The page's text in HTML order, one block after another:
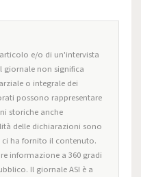
e/o di un'intervista
giornale non significa
o integrale dei
possono rappresentare
storiche anche
delle dichiarazioni sono
ha fornito il contenuto.
informazione a 360 gradi
Il giornale ASI è a